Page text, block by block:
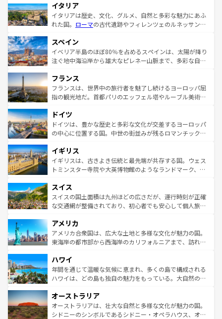
イタリア
イタリアは歴史、文化、グルメ、自然と多彩な魅力にあふ
れた国。 ローマの古代遺跡やフィレンツェのルネッサンス
ろん、トスカーナの美しい田園風景やアマルフィ海岸の絶
景など、自然景観も見逃せない。観光の合間には、本場の
ピザやパスタなど、絶品のイタリア料理を堪能することも
ませてくれるイタリアで、忘れられない旅をしてみよう！
なお、新着のイタリア情報はコンテンツ一覧 を参照してほ
しい。
スペイン
イベリア半島のほぼ80％を占めるスペインは、太陽が降り
注ぐ地中海沿岸から雄大なピレネー山脈まで、多彩な自然
文化が根付くこの国では、情熱的なフラメンコ、熱気あふ
れる闘牛、そして美味しいタパスが生活の一部となってい
る。首都マドリードの洗練された雰囲気や、バルセロナの
の城塞都市、穏やかなビーチリゾートまで多彩な表情を見
せる。地方によって風土や気候が異なるスペインはその個
性で訪れる人を魅了する。 なお、新着のスペイン情報はコ
フランス
フランスは、世界中の旅行者を魅了し続けるヨーロッパ屈
指の観光地だ。首都パリのエッフェル塔やルーブル美術館
で、幅広い魅力が詰まっている。華麗な宮殿、歴史的な大
聖堂、美しいビーチ、そして豊かな自然が、訪れる者を心
から魅了する。また、フランスは美食の国としても知ら
いる。シャンパンの発祥地であるランス、プロヴァンスの
香り高いラベンダー畑など、多彩な楽しみ方が可能だ。さ
らに、パリ以外の地域にも魅力が溢れており、どの街角に
れる地方に足を運ぶとそれぞれで全く異なる文化を体験で
きるだろう。 なお、新着のフランス情報はコンテンツ一覧
を参照してほしい。
ドイツ
ドイツは、豊かな歴史と多彩な文化が交差するヨーロッパ
の中心に位置する国。中世の街並みが残るロマンチック街
顔を持つこの国は、どこを歩いても飽きることがない。ベ
ルリンの文化的活気、バイエルン州のアルプスの絶景、そ
してライン川沿いのワイン畑といった風景は必見。ビール
は、お酒好きな人にはぜひ体験してほしい。 なお、新着の
ドイツ情報はコンテンツ一覧を参照してほしい。
イギリス
イギリスは、古きよき伝統と最先端が共存する国。ウェス
トミンスター寺院や大英博物館のようなランドマーク、歴
リアごとに異なる魅力がある。また、優雅なアフタヌーン
ティー、ビール好きにはたまらない英国パブ、サッカー観
戦など、本場だからこそできる体験も豊富。イギリスを旅
ンツ一覧を参照してほしい。
スイス
スイスの国土面積は九州ほどの広さだが、運行時刻が正確
な交通網が整備されており、初心者でも安心して個人旅行
の建物がそのまま残る町や、スイスならではのユニークな
博物館もあり、アルプス観光だけでなく町歩きも満喫する
ことができる。国民の所得が高いため物価も高いが、旅行
ば市内交通費無料で観光を楽しむこともできる。 なお、新
着のスイス情報はコンテンツ一覧 を参照してほしい。
アメリカ
アメリカ合衆国は、広大な土地と多様な文化が魅力の国。
東海岸の都市部から西海岸のカリフォルニアまで、訪れる
のような巨大都市は、観光、ショッピング、エンターテイ
ンメントが詰まった刺激的なスポットだ。一方、アメリカ
西部には大自然が広がり、グランドキャニオンやイエロー
部のニューオーリンズでは、音楽と美食が融合した独特の
文化が魅力。旅行者はアメリカの各地域で異なる魅力を楽
しみながら、その多様性と豊かな歴史を感じることができ
ハワイ
年間を通じて温暖な気候に恵まれ、多くの島で構成される
ハワイは、どの島も独自の魅力をもっている。大自然の神
ワイ島は見逃せない。また、定番の観光地といえばオアフ
島だが、静かな自然を求めるならマウイ島やカウアイ島が
おすすめ。エメラルドグリーンに輝く海をはじめ、豊かな
オーストラリア
オーストラリアは、壮大な自然と多様な文化が魅力の国。
シドニーのシンボルであるシドニー・オペラハウス、オー